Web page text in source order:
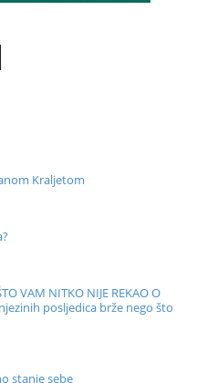
Kraljetom
VAM NITKO NIJE REKAO O
posljedica brže nego što
stanje sebe